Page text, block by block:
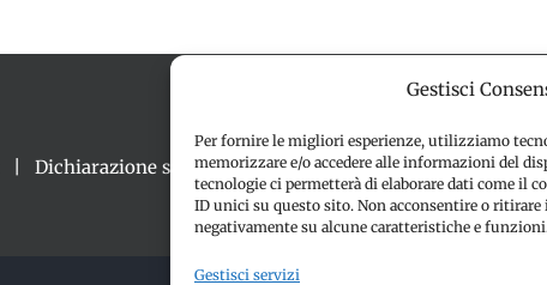
Gestisci
Per fornire le migliori esperienze, utilizziamo
memorizzare e/o accedere alle informazioni del
tecnologie ci permetterà di elaborare dati come il
ID unici su questo sito. Non acconsentire o
negativamente su alcune caratteristiche e
Gestisci servizi
Dichiarazione sulla Privacy (UE) Disconoscimento